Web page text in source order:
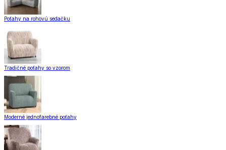
Poťahy na rohovú sedačku
Tradičné poťahy so vzorom
Moderné jednofarebné poťahy